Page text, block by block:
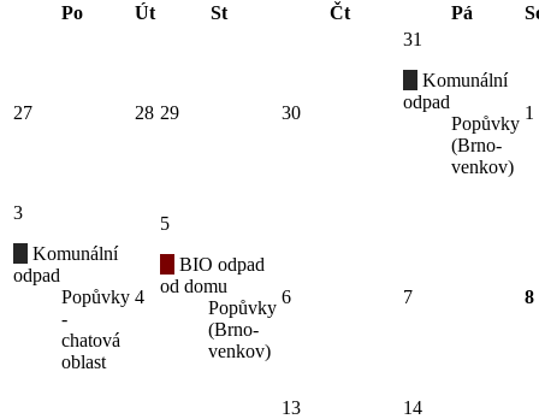
Po
Út St Čt Pá
27 28 29 30
31
Komunální
odpad
Popůvky
(Brno-
venkov)
1
3
Komunální
odpad
Popůvky
-
chatová
oblast
4
5
BIO odpad
od domu
Popůvky
(Brno-
venkov)
6 7 8
13
14